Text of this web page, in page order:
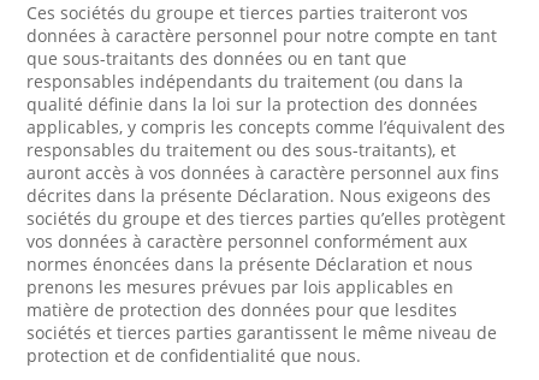
Ces sociétés du groupe et tierces parties traiteront vos
données à caractère personnel pour notre compte en tant
que sous-traitants des données ou en tant que
responsables indépendants du traitement (ou dans la
qualité définie dans la loi sur la protection des données
applicables, y compris les concepts comme l’équivalent des
responsables du traitement ou des sous-traitants), et
auront accès à vos données à caractère personnel aux fins
décrites dans la présente Déclaration. Nous exigeons des
sociétés du groupe et des tierces parties qu’elles protègent
vos données à caractère personnel conformément aux
normes énoncées dans la présente Déclaration et nous
prenons les mesures prévues par lois applicables en
matière de protection des données pour que lesdites
sociétés et tierces parties garantissent le même niveau de
protection et de confidentialité que nous.